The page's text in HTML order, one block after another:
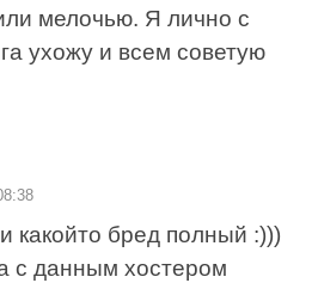
мелочью. Я лично с
ухожу и всем советую
какойто бред полный :)))
с данным хостером